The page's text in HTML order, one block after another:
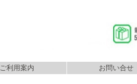
ご利用案内 お問い合せ